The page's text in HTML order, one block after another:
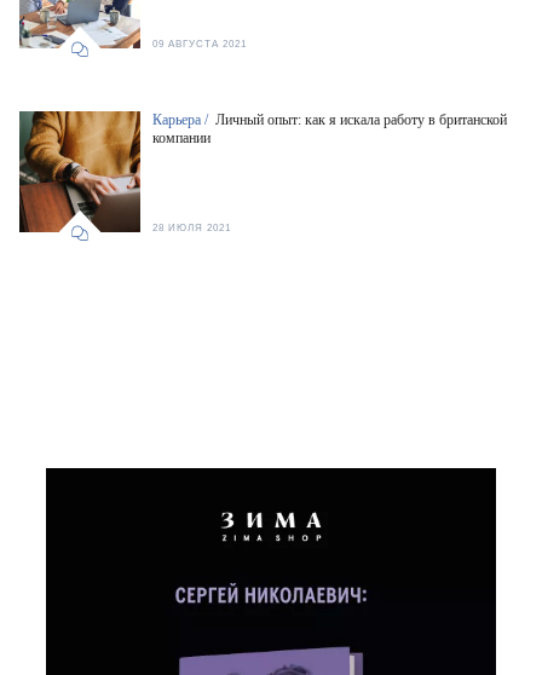
09 АВГУСТА 2021
Карьера / Личный опыт: как я искала работу в британской
компании
28 ИЮЛЯ 2021